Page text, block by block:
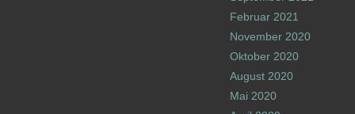
Februar 2021
November 2020
Oktober 2020
August 2020
Mai 2020